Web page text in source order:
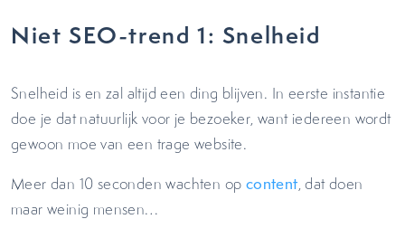
Niet SEO-trend 1: Snelheid
Snelheid is en zal altijd een ding blijven. In eerste instantie
doe je dat natuurlijk voor je bezoeker, want iedereen wordt
gewoon moe van een trage website.
Meer dan 10 seconden wachten op content, dat doen
maar weinig mensen…